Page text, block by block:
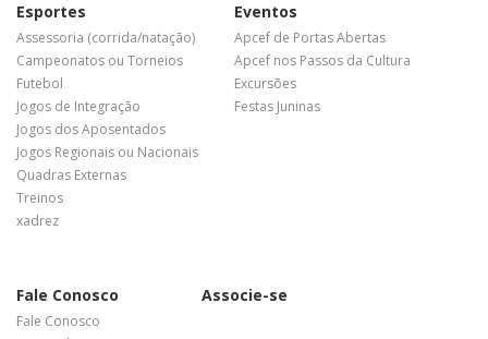
Esportes
Assessoria (corrida/natação)
Campeonatos ou Torneios
Futebol
Jogos de Integração
Jogos dos Aposentados
Jogos Regionais ou Nacionais
Quadras Externas
Treinos
xadrez
Eventos
Apcef de Portas Abertas
Apcef nos Passos da Cultura
Excursões
Festas Juninas
Fale Conosco
Fale Conosco
Associe-se